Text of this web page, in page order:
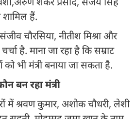
शामिल हैं.
चौरसिया, नीतीश मिश्रा और
है. माना जा रहा है कि सम्राट
भी मंत्री बनाया जा सकता है.
बन रहा मंत्री
में श्रवण कुमार, अशोक चौधरी, लेशी